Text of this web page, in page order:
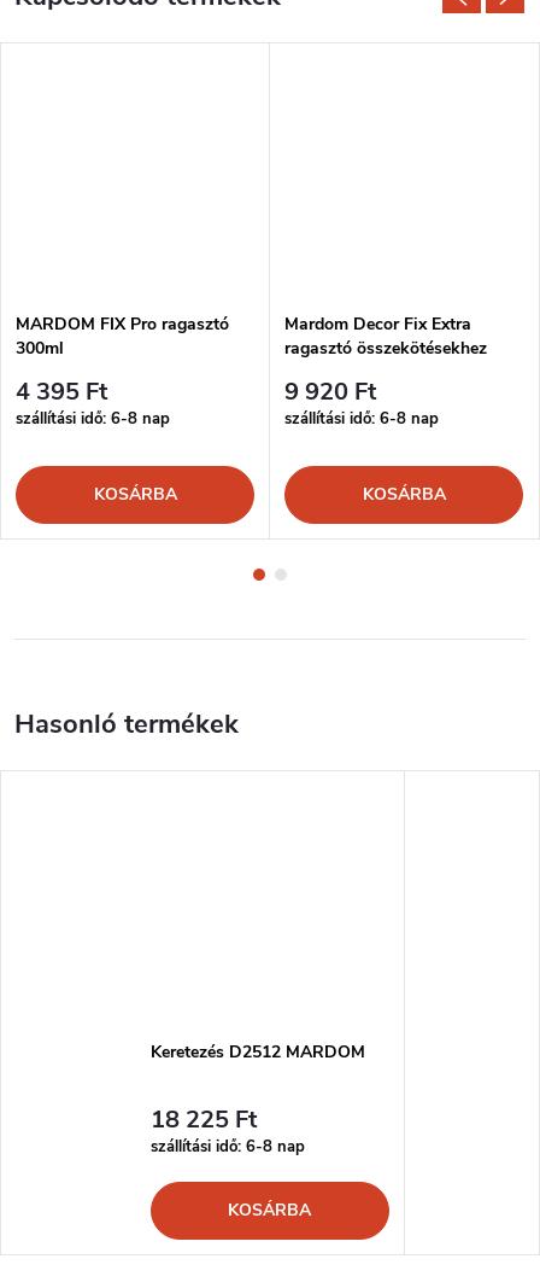
MARDOM FIX Pro ragasztó
300ml
4 395 Ft
szállítási idő: 6-8 nap
KOSÁRBA
Mardom Decor Fix Extra
ragasztó összekötésekhez
9 920 Ft
szállítási idő: 6-8 nap
KOSÁRBA
Keretezés D2512 MARDOM
18 225 Ft
szállítási idő: 6-8 nap
KOSÁRBA